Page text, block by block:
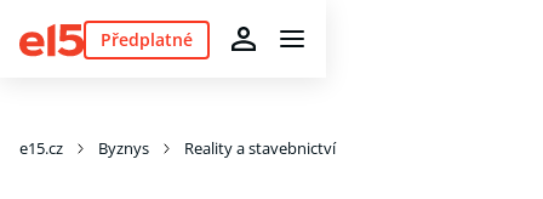
Předplatné
e15.cz Byznys Reality a stavebnictví